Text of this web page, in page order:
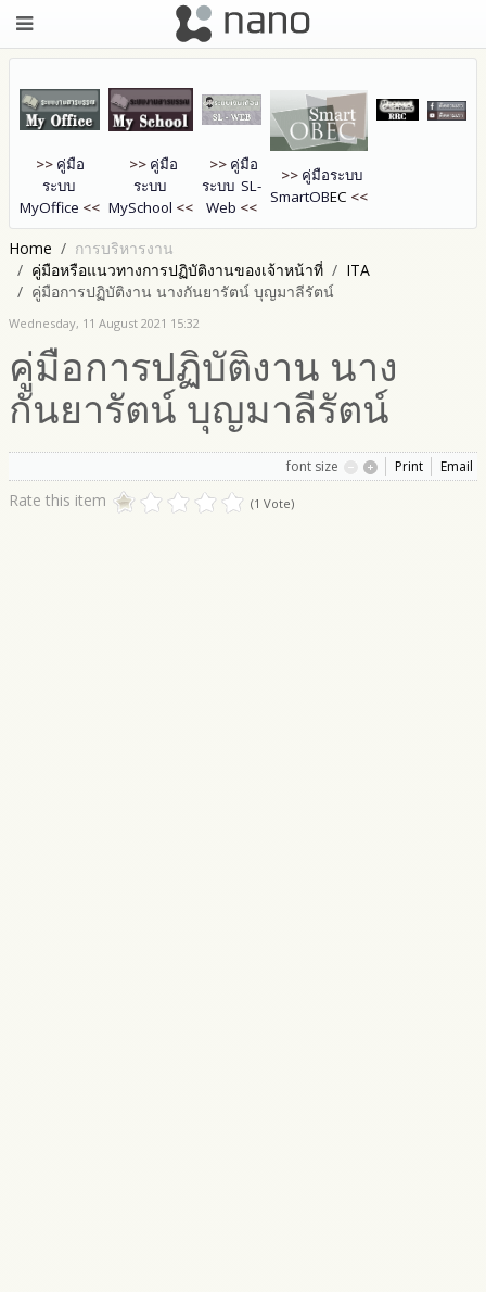
>> คู่มือ
ระบบ
MyOffice <<
>> คู่มือ
ระบบ
MySchool <<
>> คู่มือ
ระบบ SL-
Web <<
>> คู่มือระบบ
SmartOBEC <<
Home
การบริหารงาน
คู่มือหรือแนวทางการปฏิบัติงานของเจ้าหน้าที่
ITA
คู่มือการปฏิบัติงาน นางกันยารัตน์ บุญมาลีรัตน์
Wednesday, 11 August 2021 15:32
คู่มือการปฏิบัติงาน นาง
กันยารัตน์ บุญมาลีรัตน์
font size Print Email
Rate this item (1 Vote)